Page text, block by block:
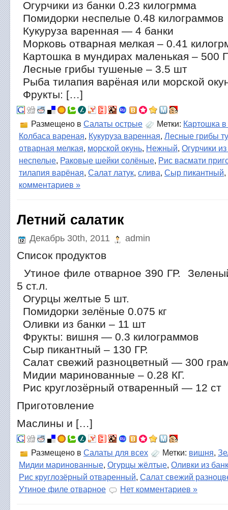
Огурчики из банки 0.23 килогрмма
Помидорки неспелые 0.48 килограммов
Кукуруза варенная — 4 банки
Морковь отварная мелкая – 0.41
Картошка в мундирах маленькая – 500
Лесные грибы тушеные – 3.5 шт
Рыба тилапия варёная или морской
Фрукты: […]
Размещено в Салаты острые Метки: Картошка
Колбаса вареная, Кукуруза варенная, Лесные грибы
отварная мелкая, морской окунь, Нежный, Огурчики
неспелые, Раковые шейки солёные, Рис васмати
тилапия варёная, Салат латук, слива, Сыр пикантный,
комментариев »
Летний салатик
Декабрь 30th, 2011 admin
Список продуктов
Утиное филе отварное 390 ГР.
5 ст.л.
Огурцы желтые 5 шт.
Помидорки зелёные 0.075 кг
Оливки из банки – 11 шт
Фрукты: вишня — 0.3 килограммов
Сыр пикантный – 130 ГР.
Салат свежий разноцветный — 300
Мидии маринованные – 0.28 КГ.
Рис круглозёрный отваренный — 12 ст
Приготовление
Маслины и […]
Размещено в Салаты для всех Метки: вишня,
Мидии маринованные, Огурцы жёлтые, Оливки из
Рис круглозёрный отваренный, Салат свежий
Утиное филе отварное
Нет комментариев »